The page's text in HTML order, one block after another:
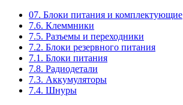
07. Блоки питания и комплектующие
7.6. Клеммники
7.5. Разъемы и переходники
7.2. Блоки резервного питания
7.1. Блоки питания
7.8. Радиодетали
7.3. Аккумуляторы
7.4. Шнуры